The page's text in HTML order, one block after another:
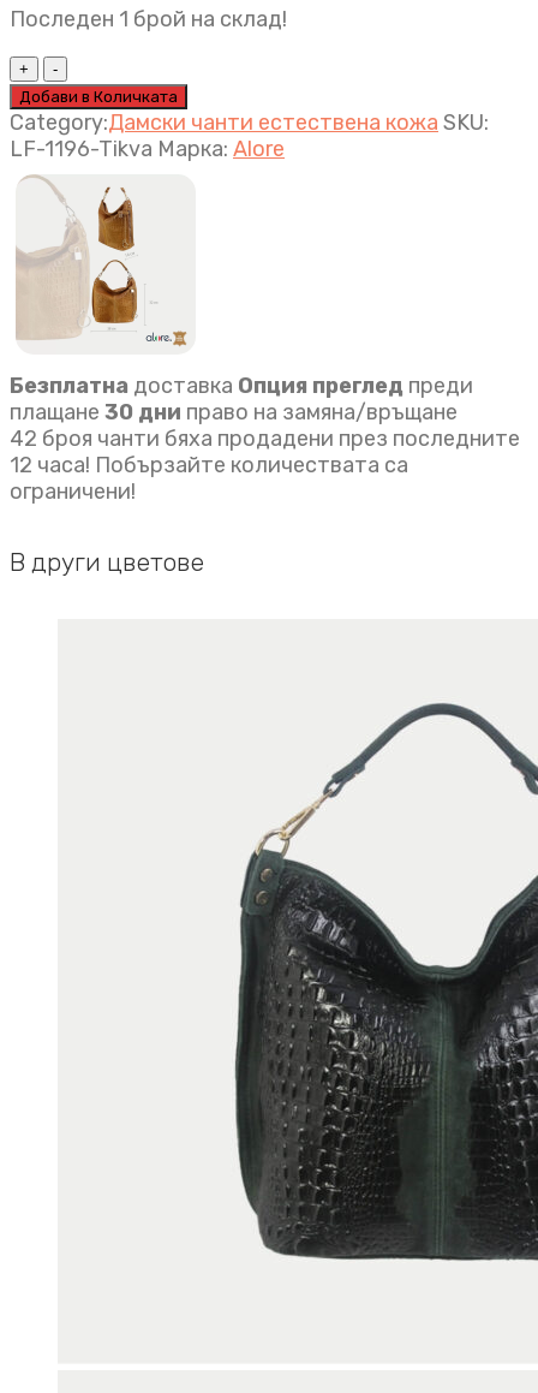
Последен 1 брой на склад!
Дамска
чанта
Maria
M
карамел
quantity
Добави в Количката
Category:Дамски чанти естествена кожа SKU:
LF-1196-Tikva Марка: Alore
Безплатна доставка Опция преглед преди
плащане 30 дни право на замяна/връщане
42 броя чанти бяха продадени през последните
12 часа! Побързайте количествата са
ограничени!
В други цветове